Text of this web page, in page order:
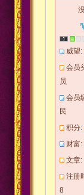
威望:
会员
员
会员
民
积分:
财富:
文章:
注册
8